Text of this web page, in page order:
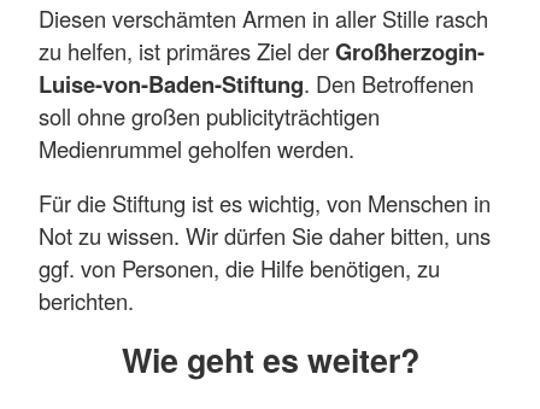
Diesen verschämten Armen in aller Stille rasch
zu helfen, ist primäres Ziel derGroßherzogin-
Luise-von-Baden-Stiftung. Den Betroffenen
soll ohne großen publicityträchtigen
Medienrummel geholfen werden.
Für die Stiftung ist es wichtig, von Menschen in
Not zu wissen. Wir dürfen Sie daher bitten, uns
ggf. von Personen, die Hilfe benötigen, zu
berichten.
Wie geht es weiter?